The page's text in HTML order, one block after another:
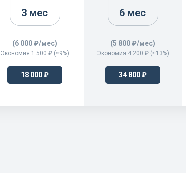
34 800 ₽
Экономия 4 200 ₽ (≈13%)
(5 800 ₽/мес)
Экономия 1 500 ₽ (≈9%)
(6 000 ₽/мес)
18 000 ₽
6 мес
3 мес